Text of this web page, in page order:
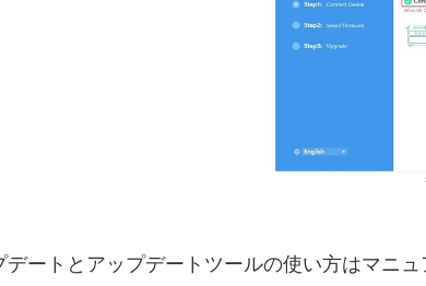
ートとアップデートツールの使い方はマニュ